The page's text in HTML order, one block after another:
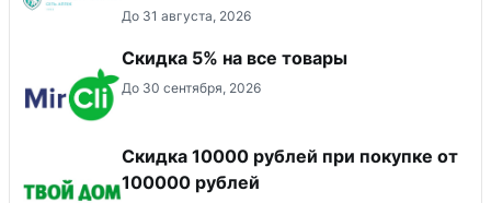
До 31 августа, 2026
Скидка 5% на все товары
До 30 сентября, 2026
Скидка 10000 рублей при покупке от
100000 рублей